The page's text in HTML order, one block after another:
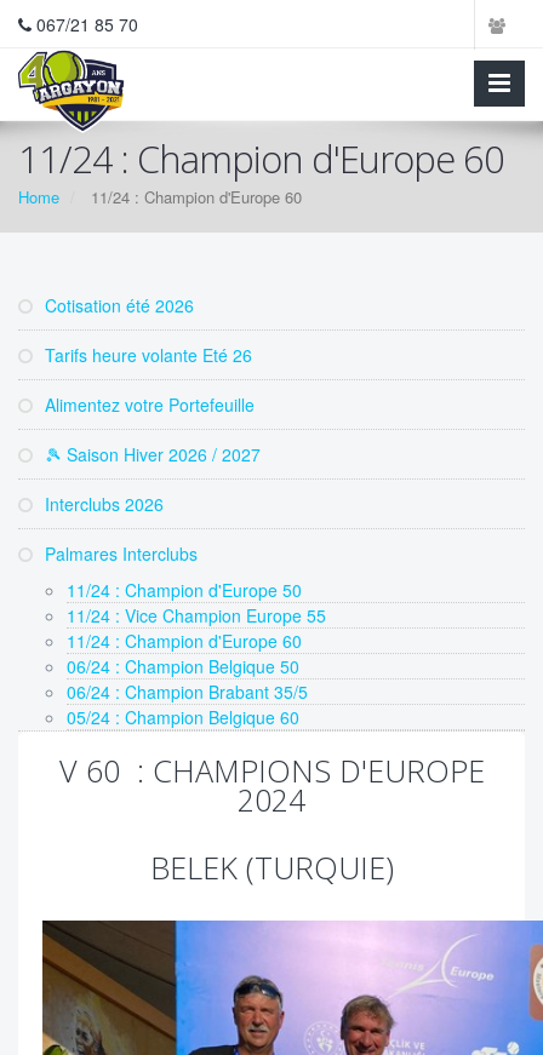
067/21 85 70
11/24 : Champion d'Europe 60
Home 11/24 : Champion d'Europe 60
Cotisation été 2026
Tarifs heure volante Eté 26
Alimentez votre Portefeuille
🎾 Saison Hiver 2026 / 2027
Interclubs 2026
Palmares Interclubs
11/24 : Champion d'Europe 50
11/24 : Vice Champion Europe 55
11/24 : Champion d'Europe 60
06/24 : Champion Belgique 50
06/24 : Champion Brabant 35/5
05/24 : Champion Belgique 60
V 60 : CHAMPIONS D'EUROPE
2024
BELEK (TURQUIE)